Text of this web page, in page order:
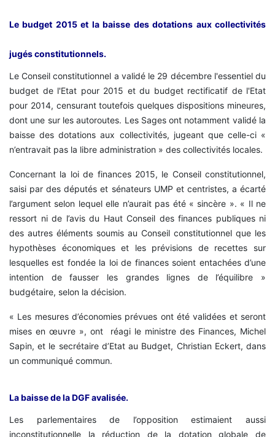
Le budget 2015 et la baisse des dotations aux collectivités
jugés constitutionnels.
Le Conseil constitutionnel a validé le 29 décembre l'essentiel du
budget de l'Etat pour 2015 et du budget rectificatif de l'Etat
pour 2014, censurant toutefois quelques dispositions mineures,
dont une sur les autoroutes. Les Sages ont notamment validé la
baisse des dotations aux collectivités, jugeant que celle-ci «
n’entravait pas la libre administration » des collectivités locales.
Concernant la loi de finances 2015, le Conseil constitutionnel,
saisi par des députés et sénateurs UMP et centristes, a écarté
l’argument selon lequel elle n’aurait pas été « sincère ». « Il ne
ressort ni de l’avis du Haut Conseil des finances publiques ni
des autres éléments soumis au Conseil constitutionnel que les
hypothèses économiques et les prévisions de recettes sur
lesquelles est fondée la loi de finances soient entachées d’une
intention de fausser les grandes lignes de l’équilibre »
budgétaire, selon la décision.
« Les mesures d’économies prévues ont été validées et seront
mises en œuvre », ont réagi le ministre des Finances, Michel
Sapin, et le secrétaire d’Etat au Budget, Christian Eckert, dans
un communiqué commun.
La baisse de la DGF avalisée.
Les parlementaires de l’opposition estimaient aussi
inconstitutionnelle la réduction de la dotation globale de